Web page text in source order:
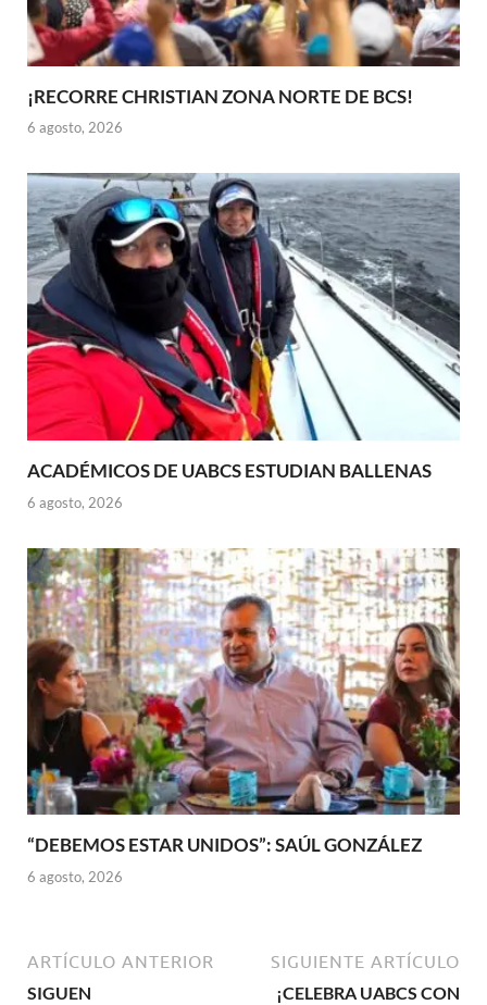
¡RECORRE CHRISTIAN ZONA NORTE DE BCS!
6 agosto, 2026
ACADÉMICOS DE UABCS ESTUDIAN BALLENAS
6 agosto, 2026
“DEBEMOS ESTAR UNIDOS”: SAÚL GONZÁLEZ
6 agosto, 2026
ARTÍCULO ANTERIOR
SIGUEN
SIGUIENTE ARTÍCULO
¡CELEBRA UABCS CON